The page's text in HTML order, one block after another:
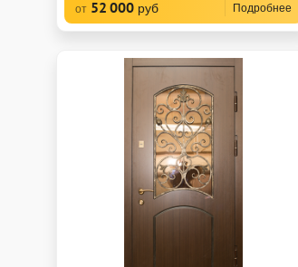
от 52 000 руб Подробнее